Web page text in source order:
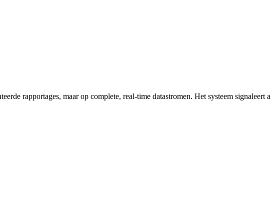
rapportages, maar op complete, real-time datastromen. Het systeem